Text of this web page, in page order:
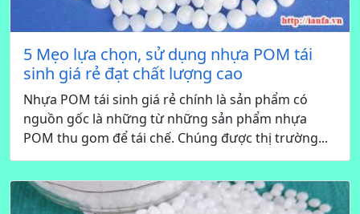
5 Mẹo lựa chọn, sử dụng nhựa POM tái
sinh giá rẻ đạt chất lượng cao
Nhựa POM tái sinh giá rẻ chính là sản phẩm có
nguồn gốc là những từ những sản phẩm nhựa
POM thu gom để tái chế. Chúng được thị trường...